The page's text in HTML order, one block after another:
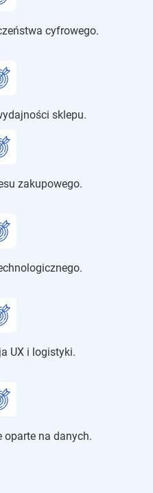
cyfrowego.
sklepu.
zakupowego.
UX i logistyki.
oparte na danych.